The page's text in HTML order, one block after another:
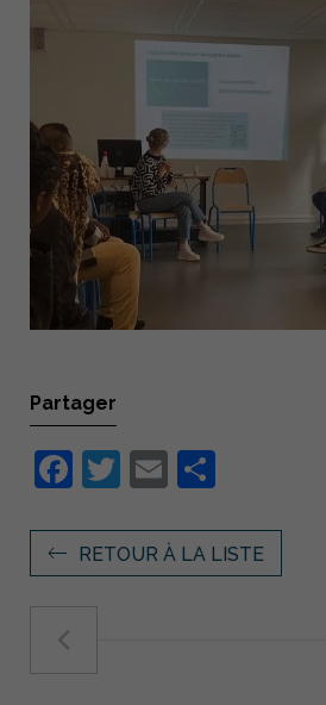
Partager
Facebook
Twitter
Email
RETOUR À LA LISTE